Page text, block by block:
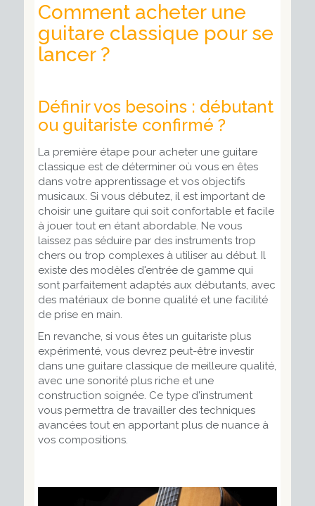
Comment acheter une
guitare classique pour se
lancer ?
Définir vos besoins : débutant
ou guitariste confirmé ?
La première étape pour acheter une guitare
classique est de déterminer où vous en êtes
dans votre apprentissage et vos objectifs
musicaux. Si vous débutez, il est important de
choisir une guitare qui soit confortable et facile
à jouer tout en étant abordable. Ne vous
laissez pas séduire par des instruments trop
chers ou trop complexes à utiliser au début. Il
existe des modèles d'entrée de gamme qui
sont parfaitement adaptés aux débutants, avec
des matériaux de bonne qualité et une facilité
de prise en main.
En revanche, si vous êtes un guitariste plus
expérimenté, vous devrez peut-être investir
dans une guitare classique de meilleure qualité,
avec une sonorité plus riche et une
construction soignée. Ce type d'instrument
vous permettra de travailler des techniques
avancées tout en apportant plus de nuance à
vos compositions.